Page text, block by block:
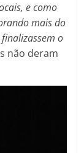
e como
mais do
o
não deram